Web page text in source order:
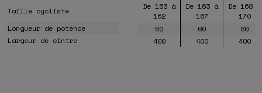
Taille cycliste
De 153 à
162
De 163 à
167
De 168 à
170
Longueur de potence
60 60
80
Largeur de cintre
400 400 400